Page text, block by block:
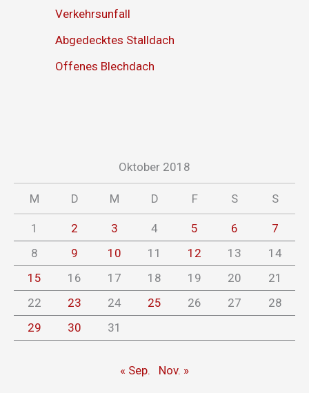
Verkehrsunfall
Abgedecktes Stalldach
Offenes Blechdach
Oktober 2018
M D M D F S S
1 2 3 4 5 6
7
8
9 10 11 12 13
14
15
16 17 18 19 20
21
22
23 24 25 26 27
28
29
30 31
« Sep. Nov. »